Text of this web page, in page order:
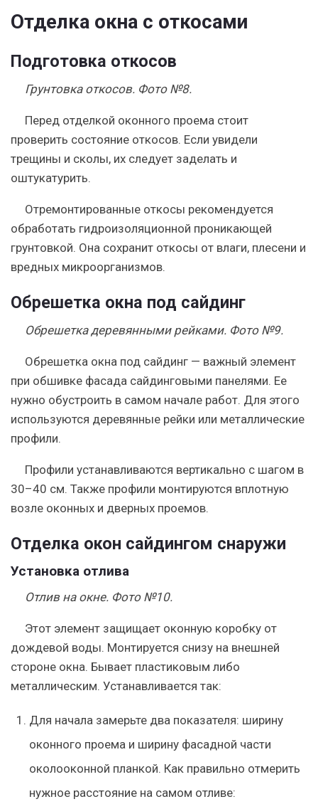
Отделка окна с откосами
Подготовка откосов
Грунтовка откосов. Фото №8.
Перед отделкой оконного проема стоит
проверить состояние откосов. Если увидели
трещины и сколы, их следует заделать и
оштукатурить.
Отремонтированные откосы рекомендуется
обработать гидроизоляционной проникающей
грунтовкой. Она сохранит откосы от влаги, плесени и
вредных микроорганизмов.
Обрешетка окна под сайдинг
Обрешетка деревянными рейками. Фото №9.
Обрешетка окна под сайдинг — важный элемент
при обшивке фасада сайдинговыми панелями. Ее
нужно обустроить в самом начале работ. Для этого
используются деревянные рейки или металлические
профили.
Профили устанавливаются вертикально с шагом в
30–40 см. Также профили монтируются вплотную
возле оконных и дверных проемов.
Отделка окон сайдингом снаружи
Установка отлива
Отлив на окне. Фото №10.
Этот элемент защищает оконную коробку от
дождевой воды. Монтируется снизу на внешней
стороне окна. Бывает пластиковым либо
металлическим. Устанавливается так:
Для начала замерьте два показателя: ширину
оконного проема и ширину фасадной части
околооконной планкой. Как правильно отмерить
нужное расстояние на самом отливе: